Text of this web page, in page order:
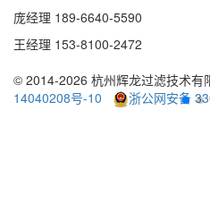
庞经理 189-6640-5590
王经理 153-8100-2472
© 2014-2026 杭州辉龙过滤技术有
14040208号-10
浙公网安备